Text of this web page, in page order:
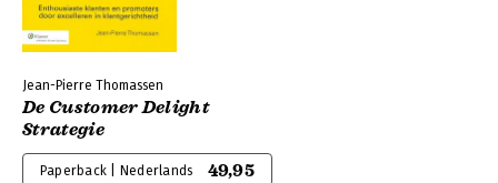
Jean-Pierre Thomassen
De Customer Delight
Strategie
Paperback | Nederlands 49,95